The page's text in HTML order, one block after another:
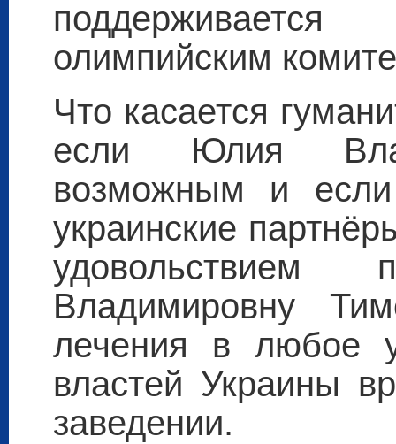
олимпийским
Что касается
если Юлия
возможным и
украинские
Владимировну
лечения в любое
властей Украины
заведении.